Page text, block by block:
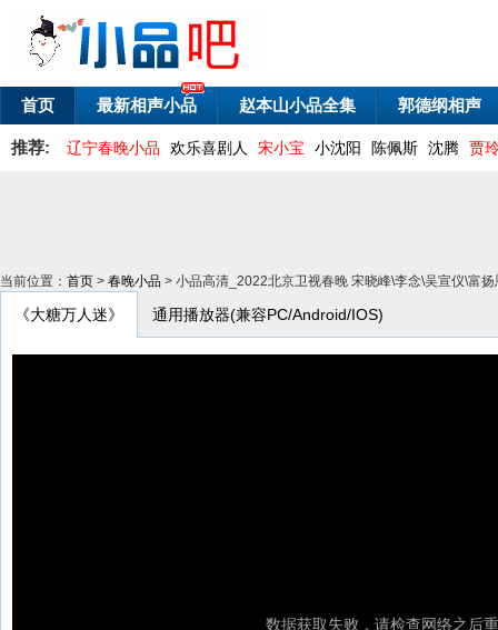
首页 最新相声小品 赵本山小品全集 郭德纲相声
推荐: 辽宁春晚小品 欢乐喜剧人 宋小宝 小沈阳 陈佩斯 沈腾 贾
当前位置： 首页 > 春晚小品 > 小品高清_2022北京卫视春晚 宋晓峰\李念\吴宣仪\富扬
《大糖万人迷》 通用播放器(兼容PC/Android/IOS)